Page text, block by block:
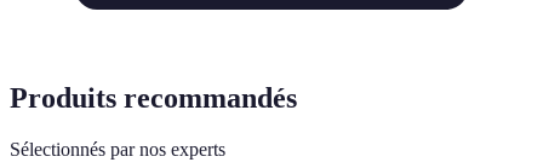
Produits recommandés
Sélectionnés par nos experts